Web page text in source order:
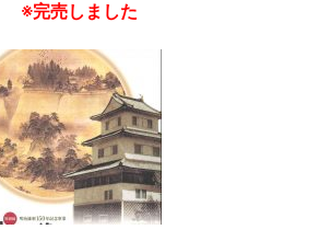
※完売しました